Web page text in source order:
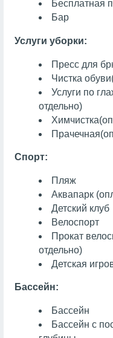
Бесплатная
Бар
Услуги уборки:
Пресс для
Чистка обуви
Услуги по
отдельно)
Химчистка
Прачечная
Спорт:
Пляж
Аквапарк
Детский клуб
Велоспорт
Прокат
отдельно)
Детская
Бассейн:
Бассейн
Бассейн с